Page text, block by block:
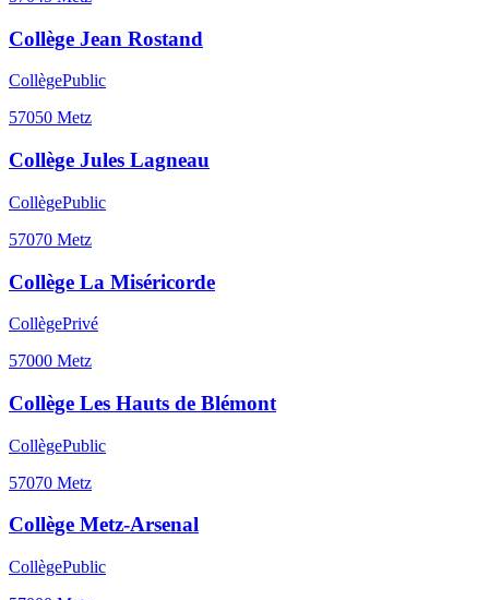
Collège Jean Rostand
CollègePublic
57050 Metz
Collège Jules Lagneau
CollègePublic
57070 Metz
Collège La Miséricorde
CollègePrivé
57000 Metz
Collège Les Hauts de Blémont
CollègePublic
57070 Metz
Collège Metz-Arsenal
CollègePublic